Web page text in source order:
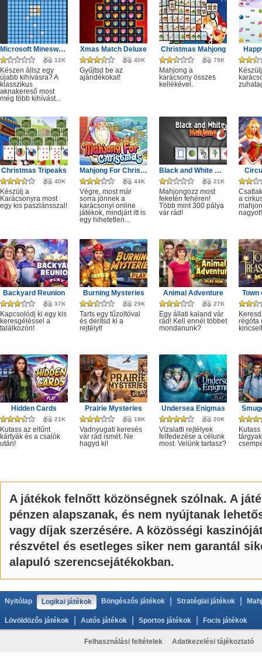
Microsoft Minesweeper
12K
Készen állsz egy
újabb kihívásra? A
klasszikus
aknakereső most
még több kihívást...
Xmas Match Deluxe
40K
Gyűjtsd be az
ajándékokat!
Christmas Mahjong
79K
Mahjong a
karácsony összes
kellékével.
Christmas Tripeaks
40K
Készülj a
Karácsonyra most
egy kis pasziánsszal!
Mahjong For Christmas
44K
Végre, most már
sorra jönnek a
karácsonyi online
játékok, mindjárt itt is
egy hihetetlen...
Black and White Mahjong 3
21K
Mahjongozz most
feketén fehéren!
Több mint 300 pálya
vár rád!
a
nagyot!
Backyard Reunion
37K
Kapcsolódj ki egy kis
keresgéléssel a
találkozón!
Burning Mysteries
29K
Tarts egy tűzoltóval
és derítsd ki a
rejtélyt!
Animal Adventure
27K
Egy állati kaland vár
rád! Kell ennél többet
mondanunk?
Town
régóta
Hidden Cards
21K
Kutass az eltűnt
kártyák és a csalók
után!
Prairie Mysteries
18K
Vadnyugati keresés
vár rád ismét. Ne
hagyd ki!
Undersea Enigmas
20K
Vízalatti rejtélyek
felfedezése a célunk
most. Velünk tartasz?
A játékok felnőtt közönségnek szólnak. A
pénzen alapszanak, és nem nyújtanak
vagy díjak szerzésére. A közösségi
részvétel és esetleges siker nem garantál
alapuló szerencsejátékokban.
Nyitólap Logikai játékok Böngészős játékok Stratégiai játékok
Lövöldözős játékok Autós játékok Sportos játékok Focis játékok
Felhasználási feltételek Adatkezelési tájékoztató